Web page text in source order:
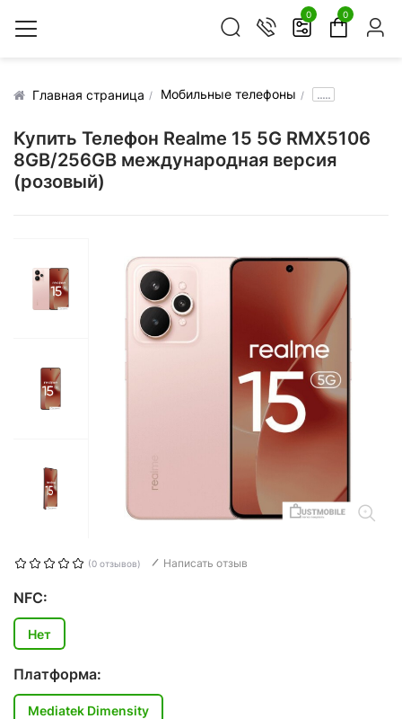
0 0
Главная страница Мобильные телефоны .....
Купить Телефон Realme 15 5G RMX5106
8GB/256GB международная версия
(розовый)
(0 отзывов) Написать отзыв
NFC:
Нет
Платформа:
Mediatek Dimensity